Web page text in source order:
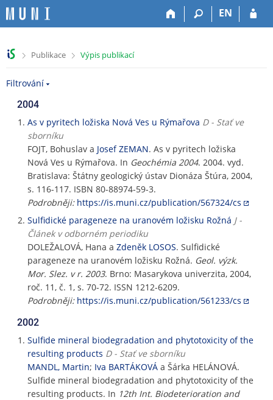
EN
>Publikace >
Výpis publikací
Filtrování
2004
As v pyritech ložiska Nová Ves u Rýmařova D - Stať ve
sborníku
FOJT, Bohuslav a Josef ZEMAN. As v pyritech ložiska
Nová Ves u Rýmařova. In Geochémia 2004. 2004. vyd.
Bratislava: Štátny geologický ústav Dionáza Štúra, 2004,
s. 116-117. ISBN 80-88974-59-3.
Podrobněji: https://is.muni.cz/publication/567324/cs
Sulfidické parageneze na uranovém ložisku Rožná J -
Článek v odborném periodiku
DOLEŽALOVÁ, Hana a Zdeněk LOSOS. Sulfidické
parageneze na uranovém ložisku Rožná. Geol. výzk.
Mor. Slez. v r. 2003. Brno: Masarykova univerzita, 2004,
roč. 11, č. 1, s. 70-72. ISSN 1212-6209.
Podrobněji: https://is.muni.cz/publication/561233/cs
2002
Sulfide mineral biodegradation and phytotoxicity of the
resulting products D - Stať ve sborníku
MANDL, Martin; Iva BARTÁKOVÁ a Šárka HELÁNOVÁ.
Sulfide mineral biodegradation and phytotoxicity of the
resulting products. In 12th Int. Biodeterioration and